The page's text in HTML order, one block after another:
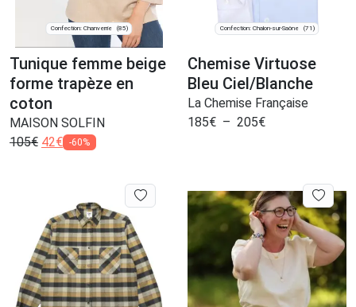
Confection: Chanverrie (85)
Tunique femme beige
forme trapèze en
coton
MAISON SOLFIN
105€ 42€ -60%
Confection: Chalon-sur-Saône (71)
Chemise Virtuose
Bleu Ciel/Blanche
La Chemise Française
185€ – 205€